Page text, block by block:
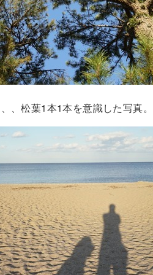
、松葉1本1本を意識した写真